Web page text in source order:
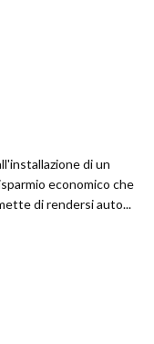
di un
economico che
di rendersi auto...